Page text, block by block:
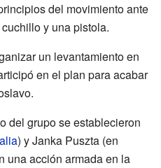
del movimiento ante
y una pistola.
un levantamiento en
en el plan para acabar
del grupo se establecieron
) y Janka Puszta (en
una acción armada en la